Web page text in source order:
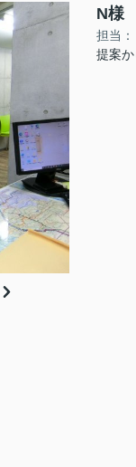
N様
担当：
提案